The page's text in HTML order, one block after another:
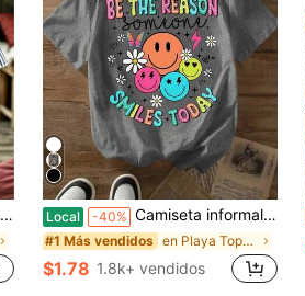
Local -40% Camiseta informal de manga corta con cuello redondo y estampado de cara sonriente para mujer de tallas grandes, ideal para el verano. Cuello redondo, holgada y transpirable.
#1 Más vendidos en Playa Tops de talla grande
$1.78 1.8k+ vendidos